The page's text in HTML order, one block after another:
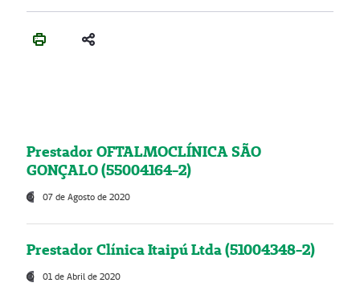
Prestador OFTALMOCLÍNICA SÃO
GONÇALO (55004164-2)
07 de Agosto de 2020
Prestador Clínica Itaipú Ltda (51004348-2)
01 de Abril de 2020